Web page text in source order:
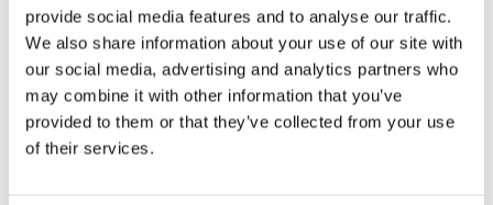
provide social media features and to analyse our traffic.
We also share information about your use of our site with
our social media, advertising and analytics partners who
may combine it with other information that you’ve
provided to them or that they’ve collected from your use
of their services.
von den Kunden: Die Kunst der
Innovation bei APEX-Werkzeugen
Press Releases